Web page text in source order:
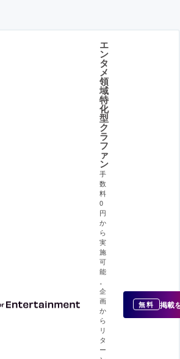
エ
ン
タ
メ
領
域
特
化
型
ク
ラ
フ
ァ
ン
手
数
料
0
円
か
ら
実
施
可
能
企
画
か
ら
リ
タ
ー
無料 掲載